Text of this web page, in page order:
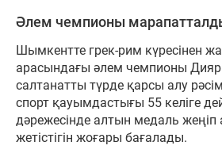
Әлем чемпионы
Шымкентте грек-рим күресінен
арасындағы әлем чемпионы Дияр
салтанатты түрде қарсы алу
спорт қауымдастығы 55 келіге
дәрежесінде алтын медаль жеңіп
жетістігін жоғары бағалады.